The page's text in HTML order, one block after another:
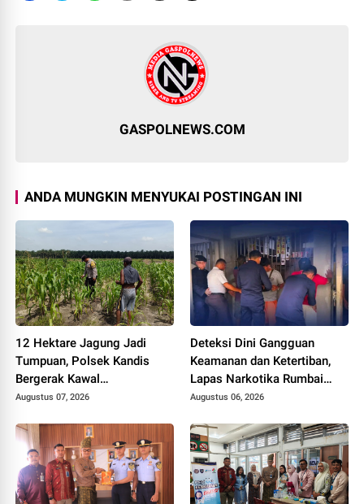
GASPOLNEWS.COM
ANDA MUNGKIN MENYUKAI POSTINGAN INI
12 Hektare Jagung Jadi
Tumpuan, Polsek Kandis
Bergerak Kawal
Swasembada Pangan
Augustus 07, 2026
Deteksi Dini Gangguan
Keamanan dan Ketertiban,
Lapas Narkotika Rumbai
Gelar Razia Rutin Blok
Augustus 06, 2026